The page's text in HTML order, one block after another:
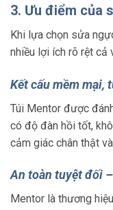
3. Ưu điểm của
Khi lựa chọn sửa
nhiều lợi ích rõ rệt cả
Kết cấu mềm mại,
Túi Mentor được
có độ đàn hồi tốt,
cảm giác chân thật
An toàn tuyệt đối
Mentor là thương